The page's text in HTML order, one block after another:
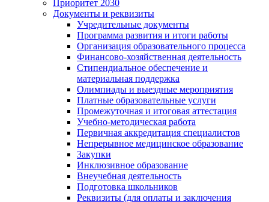
Приоритет 2030
Документы и реквизиты
Учредительные документы
Программа развития и итоги работы
Организация образовательного процесса
Финансово-хозяйственная деятельность
Стипендиальное обеспечение и
материальная поддержка
Олимпиады и выездные мероприятия
Платные образовательные услуги
Промежуточная и итоговая аттестация
Учебно-методическая работа
Первичная аккредитация специалистов
Непрерывное медицинское образование
Закупки
Инклюзивное образование
Внеучебная деятельность
Подготовка школьников
Реквизиты (для оплаты и заключения